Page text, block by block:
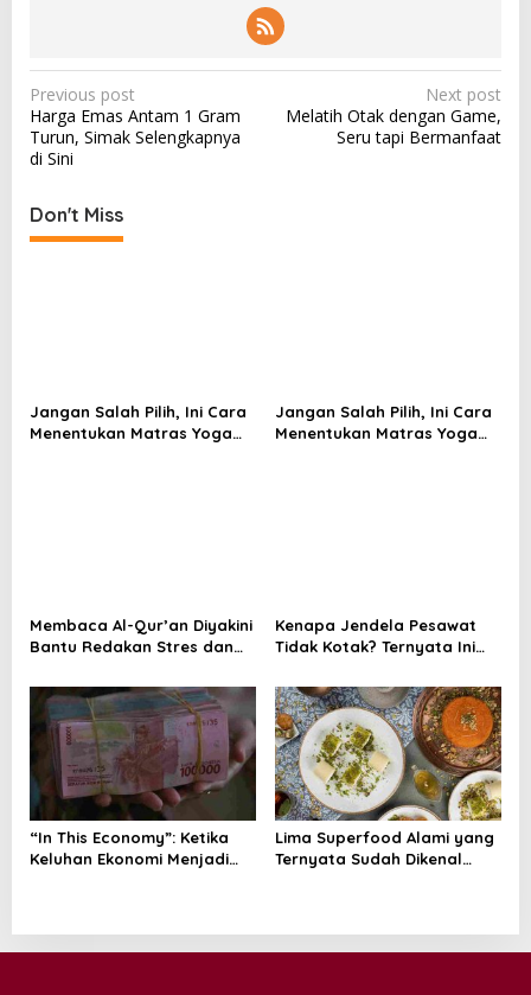
P
o
s
n
t
Previous post
Harga Emas Antam 1 Gram
Turun, Simak Selengkapnya
di Sini
Next post
Melatih Otak dengan Game,
Seru tapi Bermanfaat
Don't Miss
Jangan Salah Pilih, Ini Cara
Menentukan Matras Yoga
Jangan Salah Pilih, Ini Cara
Menentukan Matras Yoga
Membaca Al-Qur’an Diyakini
Bantu Redakan Stres dan
Kenapa Jendela Pesawat
Tidak Kotak? Ternyata Ini
“In This Economy”: Ketika
Keluhan Ekonomi Menjadi
Lima Superfood Alami yang
Ternyata Sudah Dikenal